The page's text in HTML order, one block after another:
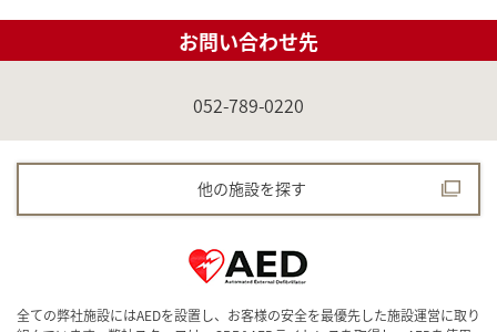
お問い合わせ先
052-789-0220
他の施設を探す
全ての弊社施設にはAEDを設置し、お客様の安全を最優先した施設運営に取り